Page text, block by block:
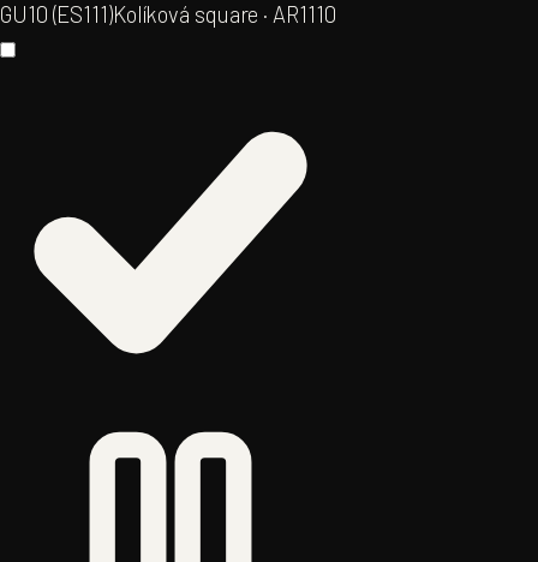
GU10 (ES111)Kolíková square · AR1110